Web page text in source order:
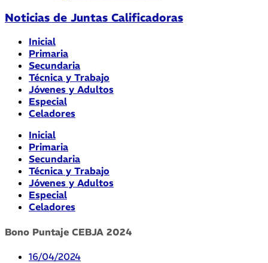
Noticias de Juntas Calificadoras
Inicial
Primaria
Secundaria
Técnica y Trabajo
Jóvenes y Adultos
Especial
Celadores
Inicial
Primaria
Secundaria
Técnica y Trabajo
Jóvenes y Adultos
Especial
Celadores
Bono Puntaje CEBJA 2024
16/04/2024